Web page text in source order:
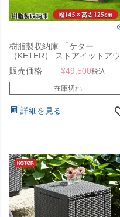
樹脂製収納庫 「ケター
（KETER） ストアイットアウ
ト マックス（STORE IT OUT
MAX）」
販売価格 ¥49,500税込
在庫切れ
詳細を見る